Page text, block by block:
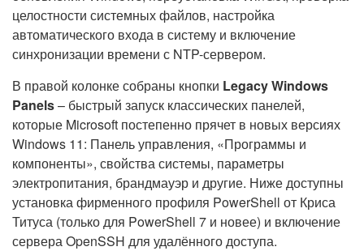
целостности системных файлов, настройка
автоматического входа в систему и включение
синхронизации времени с NTP-сервером.
В правой колонке собраны кнопки Legacy Windows
Panels– быстрый запуск классических панелей,
которые Microsoft постепенно прячет в новых версиях
Windows 11: Панель управления, «Программы и
компоненты», свойства системы, параметры
электропитания, брандмауэр и другие. Ниже доступны
установка фирменного профиля PowerShell от Криса
Титуса (только для PowerShell 7 и новее) и включение
сервера OpenSSH для удалённого доступа.